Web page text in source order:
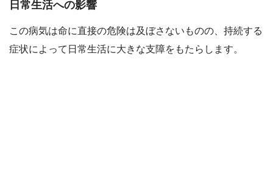
日常生活への影響
この病気は命に直接の危険は及ぼさないものの、持続する
症状によって日常生活に大きな支障をもたらします。